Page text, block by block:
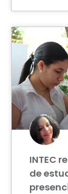
INTEC
de